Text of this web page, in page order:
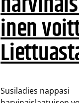
inen
Susiladies nappasi